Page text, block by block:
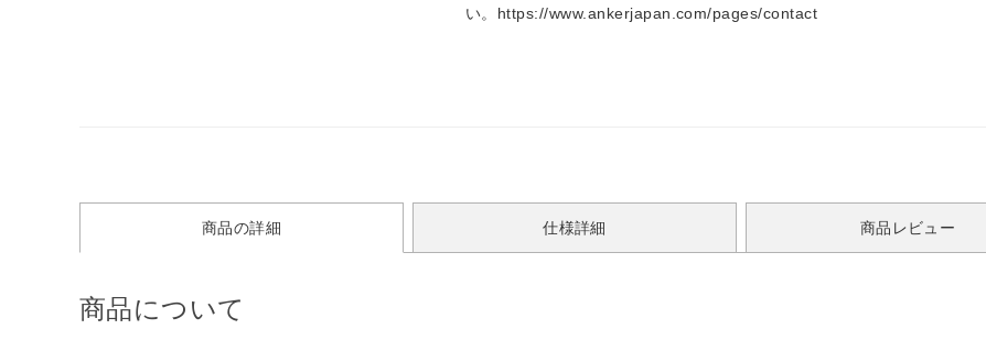
い。https://www.ankerjapan.com/pages/contact
商品の詳細 仕様詳細 商品レビュー
商品について